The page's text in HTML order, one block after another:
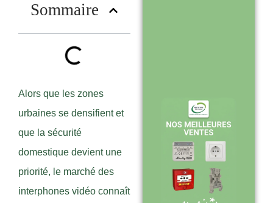
Sommaire
Alors que les zones
urbaines se densifient et
que la sécurité
domestique devient une
priorité, le marché des
interphones vidéo connaît
Expédition sous
24-48h :
livraison rapide
après validation